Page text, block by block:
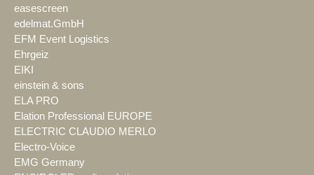
easescreen
edelmat.GmbH
EFM Event Logistics
Ehrgeiz
EIKI
einstein & sons
ELA PRO
Elation Professional EUROPE
ELECTRIC CLAUDIO MERLO
Electro-Voice
EMG Germany